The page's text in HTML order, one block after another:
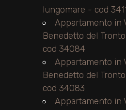
lungomare - cod
Appartamento in
Benedetto del
cod 34084
Appartamento in
Benedetto del
cod 34083
Appartamento in